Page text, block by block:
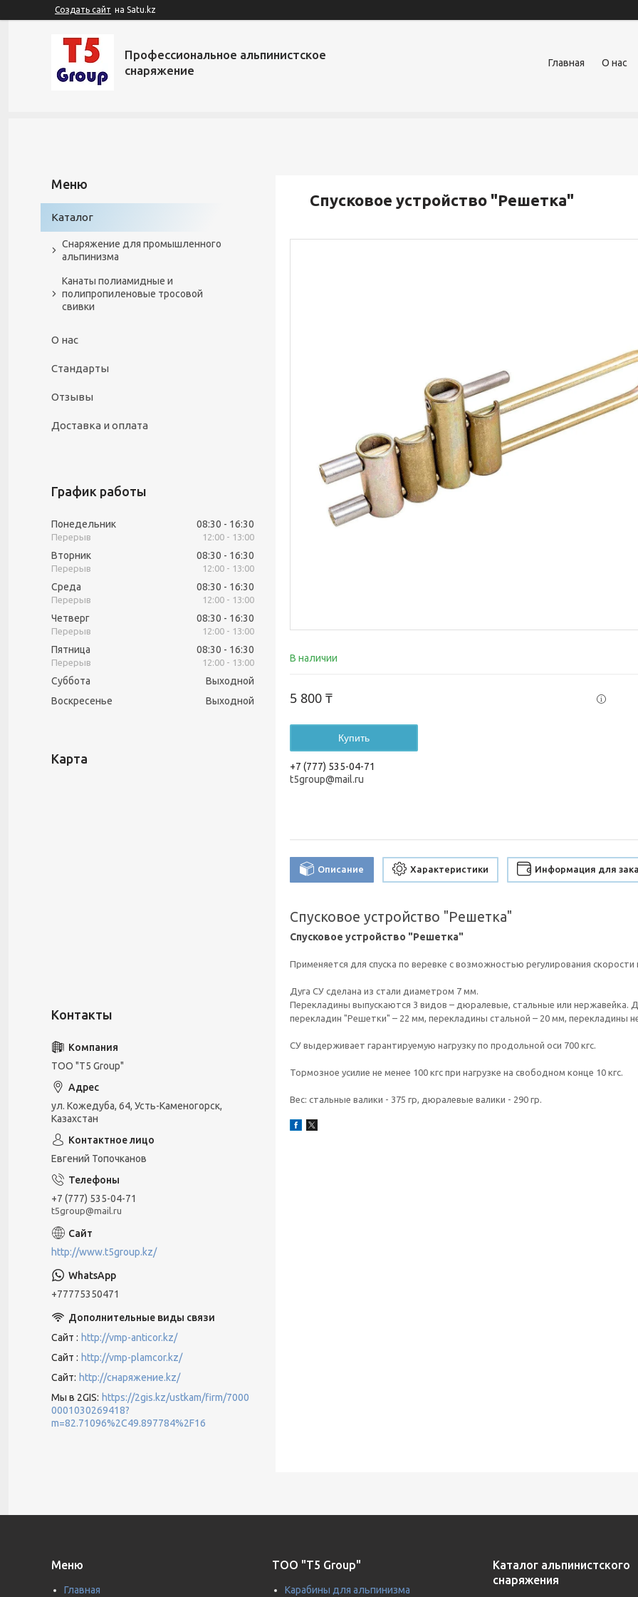
Создать сайт на Satu.kz
Профессиональное альпинистское
снаряжение
Главная О нас
Спусковое устройство "Решетка"
В наличии
5 800 ₸
Купить
+7 (777) 535-04-71
t5group@mail.ru
Описание Характеристики Информация для
Спусковое устройство "Решетка"
Спусковое устройство "Решетка"
Применяется для спуска по веревке с возможностью регулирования
Дуга СУ сделана из стали диаметром 7 мм.
Перекладины выпускаются 3 видов – дюралевые, стальные или
перекладин "Решетки" – 22 мм, перекладины стальной – 20 мм, перекладины
СУ выдерживает гарантируемую нагрузку по продольной оси 700 кгс.
Тормозное усилие не менее 100 кгс при нагрузке на свободном конце 10 кгс.
Вес: стальные валики - 375 гр, дюралевые валики - 290 гр.
Каталог
Снаряжение для промышленного
альпинизма
Канаты полиамидные и
полипропиленовые тросовой
свивки
О нас
Стандарты
Отзывы
Доставка и оплата
График работы
Понедельник 08:30 16:30
12:00 13:00
Вторник 08:30 16:30
12:00 13:00
Среда 08:30 16:30
12:00 13:00
Четверг 08:30 16:30
12:00 13:00
Пятница 08:30 16:30
12:00 13:00
Суббота
Выходной
Воскресенье
Выходной
Карта
ТОО "T5 Group"
ул. Кожедуба, 64, Усть-Каменогорск,
Казахстан
Евгений Топочканов
+7 (777) 535-04-71
t5group@mail.ru
http://www.t5group.kz/
+77775350471
Сайт
http://vmp-anticor.kz/
Сайт
http://vmp-plamcor.kz/
Сайт
http://снаряжение.kz/
Мы в 2GIS
https://2gis.kz/ustkam/firm/7000
0001030269418?
m=82.71096%2C49.897784%2F16
Меню
Главная
ТОО "T5 Group"
Карабины для альпинизма
Каталог альпинистского
снаряжения